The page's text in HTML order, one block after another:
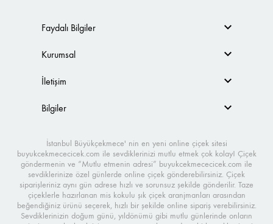
Faydalı Bilgiler
Kurumsal
İletişim
Bilgiler
İstanbul Büyükçekmece' nin en yeni online çiçek sitesi
buyukcekmececicek.com ile sevdiklerinizi mutlu etmek çok kolay! Çiçek
göndermenin ve “Mutlu etmenin adresi” buyukcekmececicek.com ile
sevdiklerinize özel günlerde online çiçek gönderebilirsiniz. Çiçek
siparişleriniz aynı gün adrese hızlı ve sorunsuz şekilde gönderilir. Taze
çiçeklerle hazırlanan mis kokulu şık çiçek aranjmanları arasından
beğendiğiniz ürünü seçerek, hızlı bir şekilde online sipariş verebilirsiniz.
Sevdiklerinizin doğum günü, yıldönümü gibi mutlu günlerinde onların